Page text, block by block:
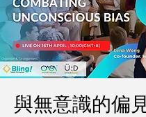
與無意識的偏